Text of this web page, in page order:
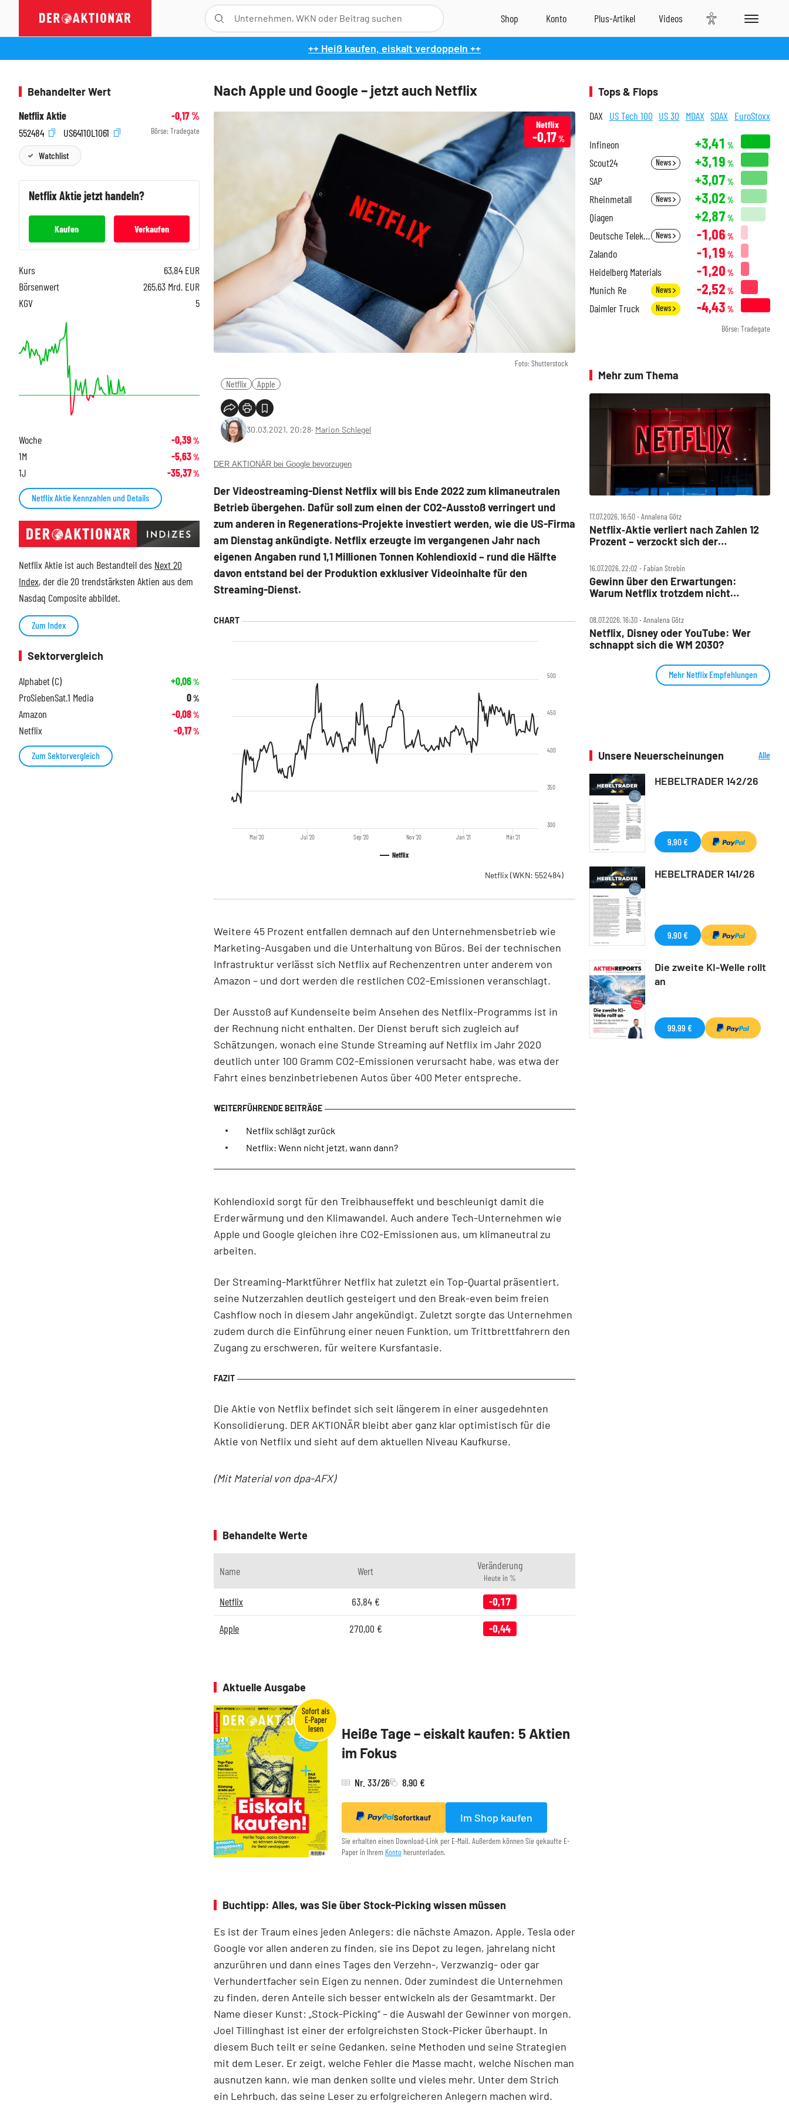
++ Heiß kaufen, eiskalt verdoppeln ++
Nach Apple und Google – jetzt auch Netflix
Foto: Shutterstock
Netflix
-0,17%
Netflix Apple
30.03.2021, 20:28‧ Marion Schlegel
DER AKTIONÄR bei Google bevorzugen
Der Videostreaming-Dienst Netflix will bis Ende 2022 zum klimaneutralen
Betrieb übergehen. Dafür soll zum einen der CO2-Ausstoß verringert und
zum anderen in Regenerations-Projekte investiert werden, wie die US-Firma
am Dienstag ankündigte. Netflix erzeugte im vergangenen Jahr nach
eigenen Angaben rund 1,1 Millionen Tonnen Kohlendioxid – rund die Hälfte
davon entstand bei der Produktion exklusiver Videoinhalte für den
Streaming-Dienst.
Netflix
Mai '20 Jul '20 Sep '20 Nov '20 Jan '21 Mär '21
300
350
400
450
500
Netflix (WKN: 552484)
Weitere 45 Prozent entfallen demnach auf den Unternehmensbetrieb wie
Marketing-Ausgaben und die Unterhaltung von Büros. Bei der technischen
Infrastruktur verlässt sich Netflix auf Rechenzentren unter anderem von
Amazon – und dort werden die restlichen CO2-Emissionen veranschlagt.
Der Ausstoß auf Kundenseite beim Ansehen des Netflix-Programms ist in
der Rechnung nicht enthalten. Der Dienst beruft sich zugleich auf
Schätzungen, wonach eine Stunde Streaming auf Netflix im Jahr 2020
deutlich unter 100 Gramm CO2-Emissionen verursacht habe, was etwa der
Fahrt eines benzinbetriebenen Autos über 400 Meter entspreche.
Netflix schlägt zurück
Netflix: Wenn nicht jetzt, wann dann?
Kohlendioxid sorgt für den Treibhauseffekt und beschleunigt damit die
Erderwärmung und den Klimawandel. Auch andere Tech-Unternehmen wie
Apple und Google gleichen ihre CO2-Emissionen aus, um klimaneutral zu
arbeiten.
Der Streaming-Marktführer Netflix hat zuletzt ein Top-Quartal präsentiert,
seine Nutzerzahlen deutlich gesteigert und den Break-even beim freien
Cashflow noch in diesem Jahr angekündigt. Zuletzt sorgte das Unternehmen
zudem durch die Einführung einer neuen Funktion, um Trittbrettfahrern den
Zugang zu erschweren, für weitere Kursfantasie.
Die Aktie von Netflix befindet sich seit längerem in einer ausgedehnten
Konsolidierung. DER AKTIONÄR bleibt aber ganz klar optimistisch für die
Aktie von Netflix und sieht auf dem aktuellen Niveau Kaufkurse.
(Mit Material von dpa-AFX)
Behandelte Werte
Name Wert Veränderung
Heute in %
Netflix 63,84€ -0,17
Apple 270,00 € -0,44
Aktuelle Ausgabe
Heiße Tage – eiskalt kaufen: 5 Aktien
im Fokus
Nr. 33/26 8,90 €
Sofortkauf Im Shop kaufen
Sie erhalten einen Download-Link per E-Mail. Außerdem können Sie gekaufte E-
Paper in Ihrem Konto herunterladen.
Buchtipp: Alles, was Sie über Stock-Picking wissen müssen
Es ist der Traum eines jeden Anlegers: die nächste Amazon, Apple, Tesla oder
Google vor allen anderen zu finden, sie ins Depot zu legen, jahrelang nicht
anzurühren und dann eines Tages den Verzehn-, Verzwanzig- oder gar
Verhundertfacher sein Eigen zu nennen. Oder zumindest die Unternehmen
zu finden, deren Anteile sich besser entwickeln als der Gesamtmarkt. Der
Name dieser Kunst: „Stock-Picking“ – die Auswahl der Gewinner von morgen.
Joel Tillinghast ist einer der erfolgreichsten Stock-Picker überhaupt. In
diesem Buch teilt er seine Gedanken, seine Methoden und seine Strategien
mit dem Leser. Er zeigt, welche Fehler die Masse macht, welche Nischen man
ausnutzen kann, wie man denken sollte und vieles mehr. Unter dem Strich
ein Lehrbuch, das seine Leser zu erfolgreicheren Anlegern machen wird.
Behandelter Wert
Netflix Aktie
-0,17%
552484
US64110L1061 Börse: Tradegate
Watchlist
NetflixAktie jetzt handeln?
Kaufen Verkaufen
Kurs 63,84 EUR
Börsenwert
265,63 Mrd. EUR
KGV
5
Woche -0,39%
1M -5,63%
1J -35,37%
Netflix Aktie Kennzahlen und Details
Netflix Aktie ist auch Bestandteil des Next 20
Index, der die 20 trendstärksten Aktien aus dem
Nasdaq Composite abbildet.
Zum Index
Sektorvergleich
Alphabet (C)
+0,06%
ProSiebenSat.1 Media 0%
Amazon -0,08%
Netflix -0,17%
Zum Sektorvergleich
Tops & Flops
DAX US Tech 100 US 30 MDAX SDAX EuroStoxx
Infineon +3,41 %
Scout24 News +3,19 %
SAP +3,07 %
Rheinmetall News +3,02 %
Qiagen +2,87 %
Deutsche Telekom News -1,06 %
Zalando -1,19 %
Heidelberg Materials -1,20 %
Munich Re News -2,52 %
Daimler Truck News -4,43 %
Börse: Tradegate
Mehr zum Thema
17.07.2026, 16:50 ‧ Annalena Götz
Netflix‑Aktie verliert nach Zahlen 12
Prozent – verzockt sich der
16.07.2026, 22:02 ‧ Fabian Strebin
Gewinn über den Erwartungen:
Warum Netflix trotzdem nicht
08.07.2026, 16:30 ‧ Annalena Götz
Netflix, Disney oder YouTube: Wer
schnappt sich die WM 2030?
Mehr Netflix Empfehlungen
Unsere Neuerscheinungen
Alle
HEBELTRADER 142/26
9,90 €
HEBELTRADER 141/26
9,90 €
Die zweite KI-Welle rollt
an
99,99 €